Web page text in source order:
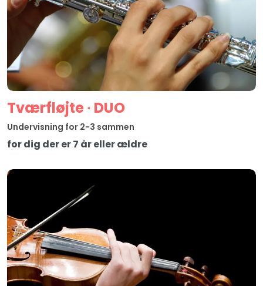
Tværfløjte ∙ DUO
Undervisning for 2-3 sammen
for dig der er 7 år eller ældre